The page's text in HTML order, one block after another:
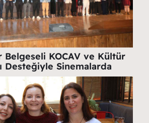
Belgeseli KOCAV ve Kültür
Desteğiyle Sinemalarda